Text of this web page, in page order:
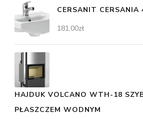
CERSANIT
181,00zł
HAJDUK VOLCANO WTH-18
PŁASZCZEM WODNYM